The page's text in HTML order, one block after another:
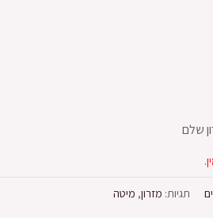
שלם
תגיות: מזרון, מיטה